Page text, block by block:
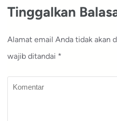
Tinggalkan
Alamat email Anda tidak akan
wajib ditandai *
Komentar